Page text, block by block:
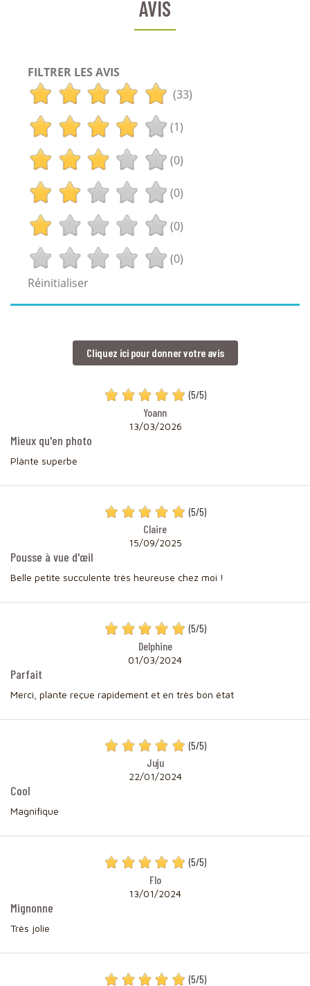
AVIS
FILTRER LES AVIS
(33)
(1)
(0)
(0)
(0)
(0)
Réinitialiser
Cliquez ici pour donner votre avis
(5/5)
Yoann
13/03/2026
Mieux qu'en photo
Plànte superbe
(5/5)
Claire
15/09/2025
Pousse à vue d'œil
Belle petite succulente très heureuse chez moi !
(5/5)
Delphine
01/03/2024
Parfait
Merci, plante reçue rapidement et en très bon état
(5/5)
Juju
22/01/2024
Cool
Magnifique
(5/5)
Flo
13/01/2024
Mignonne
Très jolie
(5/5)